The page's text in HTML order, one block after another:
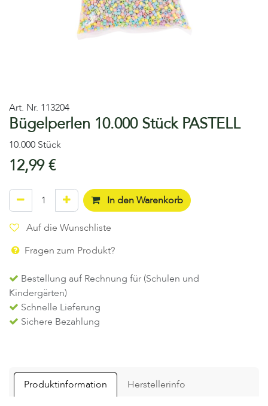
Art. Nr. 113204
Bügelperlen 10.000 Stück PASTELL
10.000 Stück
12,99€
In den Warenkorb
Auf die Wunschliste
Fragen zum Produkt?
Bestellung auf Rechnung für (Schulen und
Kindergärten)
Schnelle Lieferung
Sichere Bezahlung
Produktinformation Herstellerinfo